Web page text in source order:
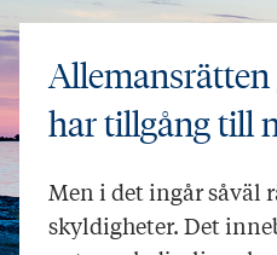
har tillgång till
Men i det ingår såväl
skyldigheter. Det